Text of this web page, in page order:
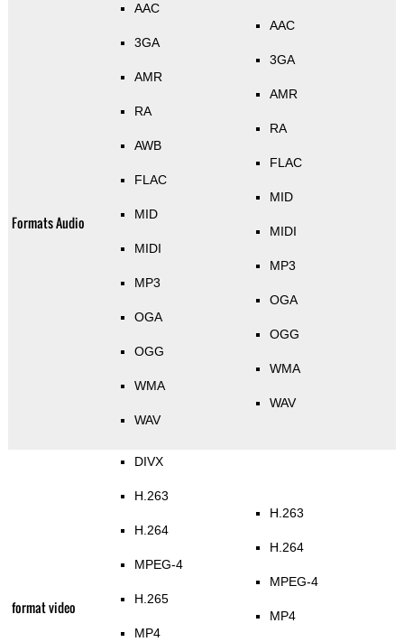
Formats Audio
AAC
3GA
AMR
RA
AWB
FLAC
MID
MIDI
MP3
OGA
OGG
WMA
WAV
AAC
3GA
AMR
RA
FLAC
MID
MIDI
MP3
OGA
OGG
WMA
WAV
format video
DIVX
H.263
H.264
MPEG-4
H.265
MP4
H.263
H.264
MPEG-4
MP4